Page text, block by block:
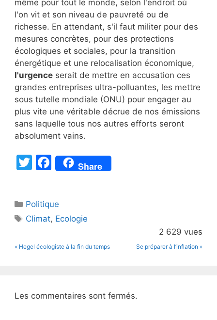
même pour tout le monde, selon l'endroit où
l'on vit et son niveau de pauvreté ou de
richesse. En attendant, s'il faut militer pour des
mesures concrètes, pour des protections
écologiques et sociales, pour la transition
énergétique et une relocalisation économique,
l'urgence serait de mettre en accusation ces
grandes entreprises ultra-polluantes, les mettre
sous tutelle mondiale (ONU) pour engager au
plus vite une véritable décrue de nos émissions
sans laquelle tous nos autres efforts seront
absolument vains.
T
er
F
a
e
b
o
o
Share
Catégories
Politique
Étiquettes
Climat, Ecologie
2 629 vues
« Hegel écologiste à la fin du temps Se préparer à l’inflation »
Les commentaires sont fermés.